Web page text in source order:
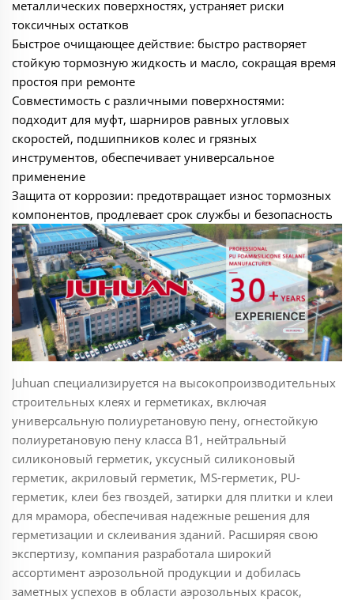
металлических поверхностях, устраняет риски
токсичных остатков
Быстрое очищающее действие: быстро растворяет
стойкую тормозную жидкость и масло, сокращая время
простоя при ремонте
Совместимость с различными поверхностями:
подходит для муфт, шарниров равных угловых
скоростей, подшипников колес и грязных
инструментов, обеспечивает универсальное
применение
Защита от коррозии: предотвращает износ тормозных
компонентов, продлевает срок службы и безопасность
Juhuan специализируется на высокопроизводительных
строительных клеях и герметиках, включая
универсальную полиуретановую пену, огнестойкую
полиуретановую пену класса B1, нейтральный
силиконовый герметик, уксусный силиконовый
герметик, акриловый герметик, MS-герметик, PU-
герметик, клеи без гвоздей, затирки для плитки и клеи
для мрамора, обеспечивая надежные решения для
герметизации и склеивания зданий. Расширяя свою
экспертизу, компания разработала широкий
ассортимент аэрозольной продукции и добилась
заметных успехов в области аэрозольных красок,